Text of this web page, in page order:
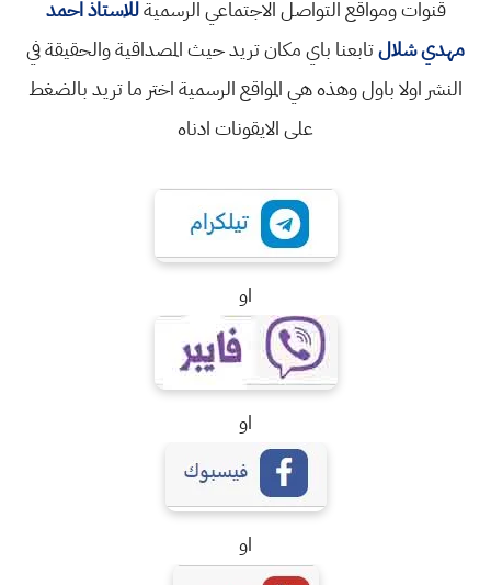
قنوات ومواقع التواصل الاجتماعي الرسميةللاستاذ احمد
مهدي شلالتابعنا باي مكان تريد حيث المصداقية والحقيقة في
النشر اولا باول وهذه هي المواقع الرسمية اختر ما تريد بالضغط
على الايقونات ادناه
او
او
او